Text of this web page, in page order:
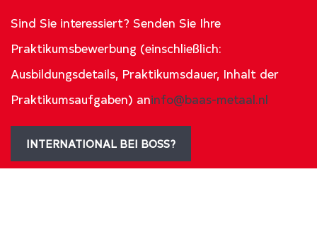
Sind Sie interessiert? Senden Sie Ihre
Praktikumsbewerbung (einschließlich:
Ausbildungsdetails, Praktikumsdauer, Inhalt der
Praktikumsaufgaben) aninfo@baas-metaal.nl
INTERNATIONAL BEI BOSS?